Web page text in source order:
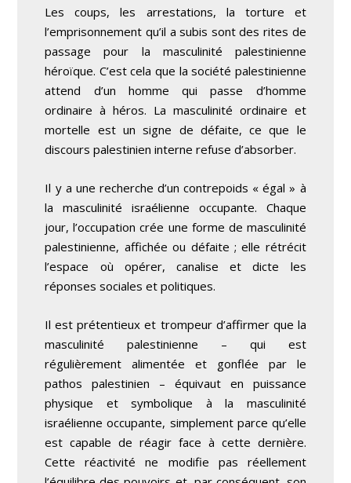
Les coups, les arrestations, la torture et
l’emprisonnement qu’il a subis sont des rites de
passage pour la masculinité palestinienne
héroïque. C’est cela que la société palestinienne
attend d’un homme qui passe d’homme
ordinaire à héros. La masculinité ordinaire et
mortelle est un signe de défaite, ce que le
discours palestinien interne refuse d’absorber.
Il y a une recherche d’un contrepoids « égal » à
la masculinité israélienne occupante. Chaque
jour, l’occupation crée une forme de masculinité
palestinienne, affichée ou défaite ; elle rétrécit
l’espace où opérer, canalise et dicte les
réponses sociales et politiques.
Il est prétentieux et trompeur d’affirmer que la
masculinité palestinienne – qui est
régulièrement alimentée et gonflée par le
pathos palestinien – équivaut en puissance
physique et symbolique à la masculinité
israélienne occupante, simplement parce qu’elle
est capable de réagir face à cette dernière.
Cette réactivité ne modifie pas réellement